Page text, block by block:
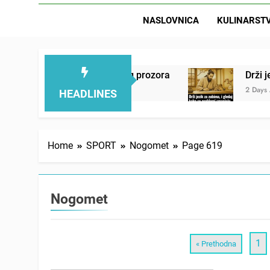
NASLOVNICA
HEADLINES
otvorenog prozora Drži jezik za zubima,
2 Days Ago
Home SPORT Nogomet Page 619
Nogomet
« Prethodna 1